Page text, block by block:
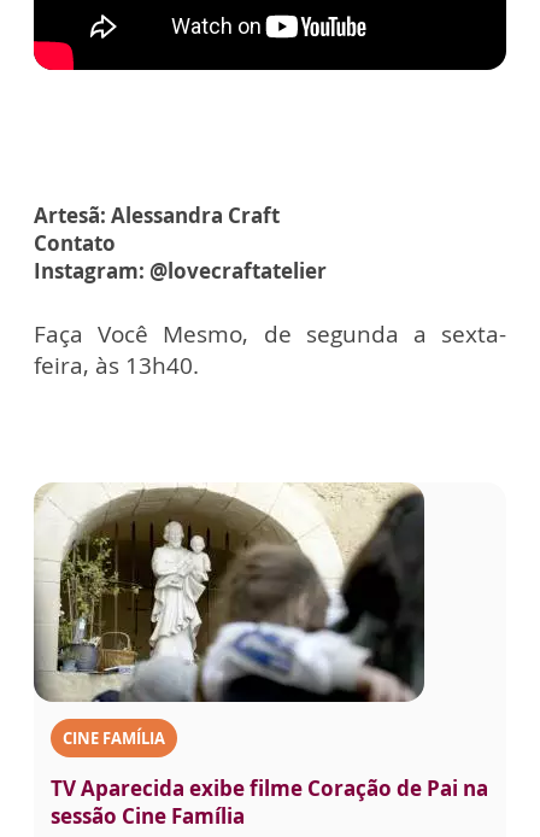
Artesã: Alessandra Craft
Contato
Instagram: @lovecraftatelier
Faça Você Mesmo, de segunda a sexta-
feira, às 13h40.
CINE FAMÍLIA
TV Aparecida exibe filme Coração de Pai na
sessão Cine Família